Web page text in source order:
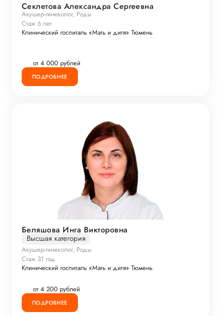
Секлетова Александра Сергеевна
Акушер-гинеколог, Роды
Стаж 6 лет
Клинический госпиталь «Мать и дитя» Тюмень
от 4 000 рублей
ПОДРОБНЕЕ
Беляшова Инга Викторовна
Высшая категория
Акушер-гинеколог, Роды
Стаж 31 год
Клинический госпиталь «Мать и дитя» Тюмень
от 4 200 рублей
ПОДРОБНЕЕ